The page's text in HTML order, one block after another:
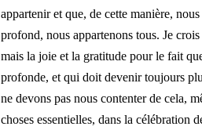
appartenir et que, de cette manière,
profond, nous appartenons tous. Je
mais la joie et la gratitude pour le fait
profonde, et qui doit devenir toujours
ne devons pas nous contenter de cela,
choses essentielles, dans la célébration